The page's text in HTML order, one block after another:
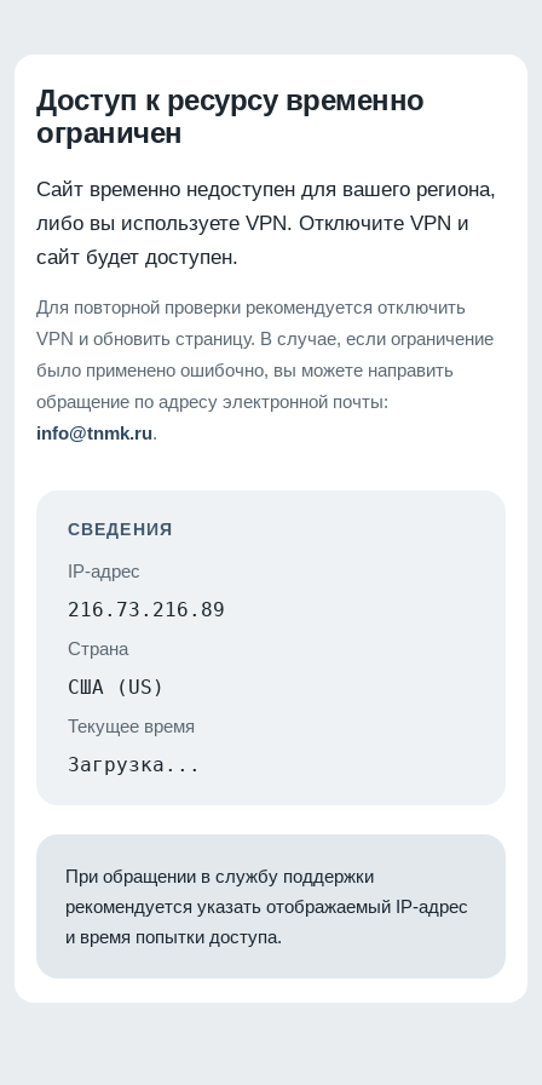
Доступ к ресурсу временно
ограничен
Сайт временно недоступен для вашего региона,
либо вы используете VPN. Отключите VPN и
сайт будет доступен.
Для повторной проверки рекомендуется отключить
VPN и обновить страницу. В случае, если ограничение
было применено ошибочно, вы можете направить
обращение по адресу электронной почты:
info@tnmk.ru.
СВЕДЕНИЯ
IP-адрес
216.73.216.89
Страна
США (US)
Текущее время
Загрузка...
При обращении в службу поддержки
рекомендуется указать отображаемый IP-адрес
и время попытки доступа.